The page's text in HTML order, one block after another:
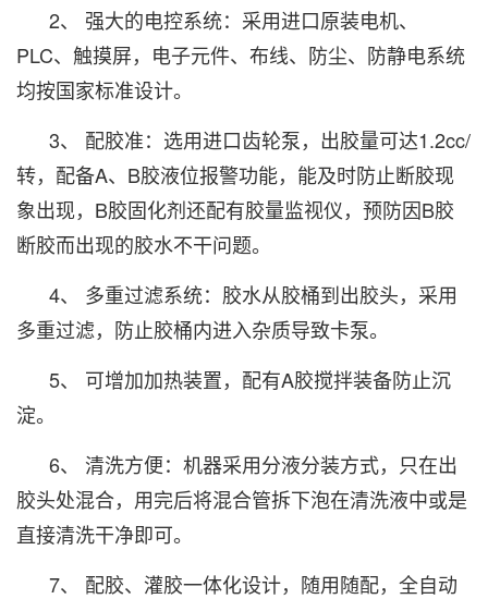
2、 强大的电控系统：采用进口原装电机、
PLC、触摸屏，电子元件、布线、防尘、防静电系统
均按国家标准设计。
3、 配胶准：选用进口齿轮泵，出胶量可达1.2cc/
转，配备A、B胶液位报警功能，能及时防止断胶现
象出现，B胶固化剂还配有胶量监视仪，预防因B胶
断胶而出现的胶水不干问题。
4、 多重过滤系统：胶水从胶桶到出胶头，采用
多重过滤，防止胶桶内进入杂质导致卡泵。
5、 可增加加热装置，配有A胶搅拌装备防止沉
淀。
6、 清洗方便：机器采用分液分装方式，只在出
胶头处混合，用完后将混合管拆下泡在清洗液中或是
直接清洗干净即可。
7、 配胶、灌胶一体化设计，随用随配，全自动